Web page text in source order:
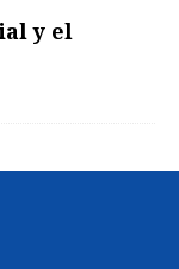
y el